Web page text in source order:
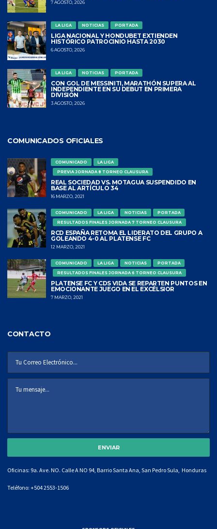
7 AGOSTO, 2026
LA LIGA NOTICIAS PORTADA
LIGA NACIONAL Y HONDUBET EXTIENDEN
HISTÓRICO PATROCINIO HASTA 2030
6 AGOSTO, 2026
LA LIGA NOTICIAS PORTADA
CON GOL DE MESSINITI, MARATHÓN SUPERA AL
INDEPENDIENTE EN SU DEBUT EN PRIMERA
DIVISIÓN
3 AGOSTO, 2026
COMUNICADOS OFICIALES
COMUNICADO
LA LIGA
PREVIA JORNADA 8 TORNEO CLAUSURA
REAL SOCIEDAD VS. MOTAGUA SUSPENDIDO EN
BASE AL ARTÍCULO 34
16 MARZO, 2021
COMUNICADO LA LIGA NOTICIAS
PORTADA
RESULTADOS FINALES JORNADA 7 TORNEO CLAUSURA
RCD ESPAÑA RETOMA EL LIDERATO DEL GRUPO A
GOLEANDO 4-0 AL PLATENSE FC
12 MARZO, 2021
COMUNICADO LA LIGA NOTICIAS
PORTADA
RESULTADOS FINALES JORNADA 6 TORNEO CLAUSURA
PLATENSE FC Y CDS VIDA SE REPARTEN PUNTOS EN
EMOCIONANTE JUEGO EN EL EXCÉLSIOR
7 MARZO, 2021
CONTACTO
Oficinas: 9a. Ave. NO. Calle A NO 94, Barrio Santa Ana, San Pedro Sula, Honduras
Teléfono: +504 2553-1506